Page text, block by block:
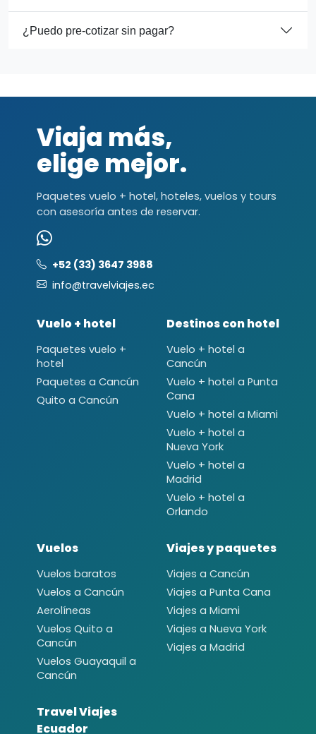
¿Puedo pre-cotizar sin pagar?
Viaja más,
elige mejor.
Paquetes vuelo + hotel, hoteles, vuelos y tours
con asesoría antes de reservar.
+52 (33) 3647 3988
info@travelviajes.ec
Vuelo + hotel
Paquetes vuelo +
hotel
Paquetes a Cancún
Quito a Cancún
Destinos con hotel
Vuelo + hotel a
Cancún
Vuelo + hotel a Punta
Cana
Vuelo + hotel a Miami
Vuelo + hotel a
Nueva York
Vuelo + hotel a
Madrid
Vuelo + hotel a
Orlando
Vuelos
Vuelos baratos
Vuelos a Cancún
Aerolíneas
Vuelos Quito a
Cancún
Vuelos Guayaquil a
Cancún
Viajes y paquetes
Viajes a Cancún
Viajes a Punta Cana
Viajes a Miami
Viajes a Nueva York
Viajes a Madrid
Travel Viajes
Ecuador